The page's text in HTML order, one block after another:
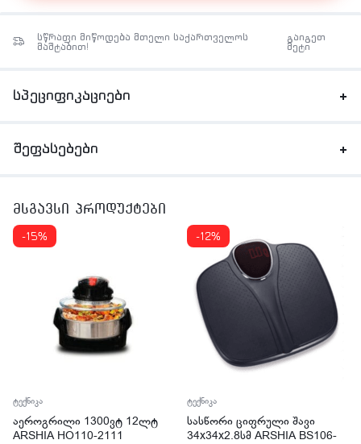
სწრაფი მიწოდება მთელი საქართველოს
მაშტაბით!
გაიგეთ
მეტი
სპეციფიკაციები
შეფასებები
მსგავსი პროდუქტები
-15%
ტექნიკა
აეროგრილი 1300ვტ 12ლტ
ARSHIA HO110-2111
-12%
ტექნიკა
სასწორი ციფრული შავი
34x34x2.8სმ ARSHIA BS106-